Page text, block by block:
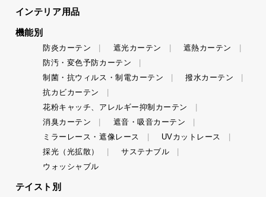
インテリア用品
機能別
防炎カーテン 遮光カーテン
遮熱カーテン
防汚・変色予防カーテン
制菌・抗ウィルス・制電カーテン
撥水カーテン
抗カビカーテン
花粉キャッチ、アレルギー抑制カーテン
消臭カーテン
遮音・吸音カーテン
ミラーレース・遮像レース
UVカットレース
採光（光拡散）
サステナブル
ウォッシャブル
テイスト別